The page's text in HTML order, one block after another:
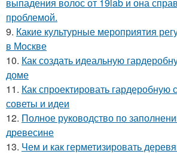
выпадения волос от 19lab и она
проблемой.
9. Какие культурные мероприятия
в Москве
10. Как создать идеальную
доме
11. Как спроектировать гардеробную
советы и идеи
12. Полное руководство по
древесине
13. Чем и как герметизировать